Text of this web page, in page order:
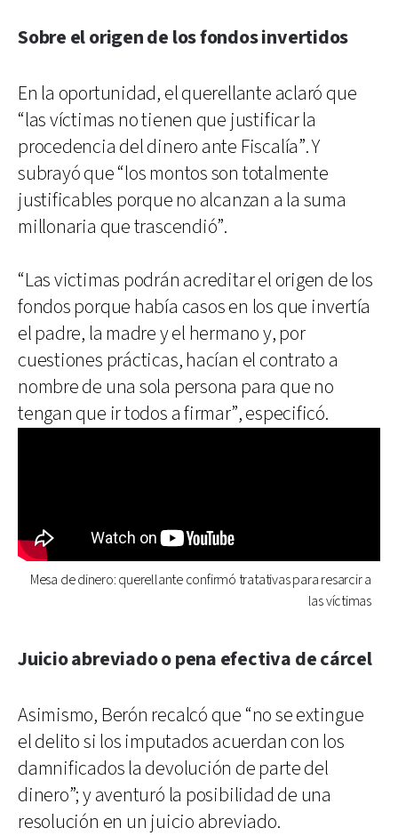
Sobre el origen de los fondos invertidos
En la oportunidad, el querellante aclaró que
“las víctimas no tienen que justificar la
procedencia del dinero ante Fiscalía”. Y
subrayó que “los montos son totalmente
justificables porque no alcanzan a la suma
millonaria que trascendió”.
“Las victimas podrán acreditar el origen de los
fondos porque había casos en los que invertía
el padre, la madre y el hermano y, por
cuestiones prácticas, hacían el contrato a
nombre de una sola persona para que no
tengan que ir todos a firmar”, especificó.
Mesa de dinero: querellante confirmó tratativas para resarcir a
las víctimas
Juicio abreviado o pena efectiva de cárcel
Asimismo, Berón recalcó que “no se extingue
el delito si los imputados acuerdan con los
damnificados la devolución de parte del
dinero”; y aventuró la posibilidad de una
resolución en un juicio abreviado.